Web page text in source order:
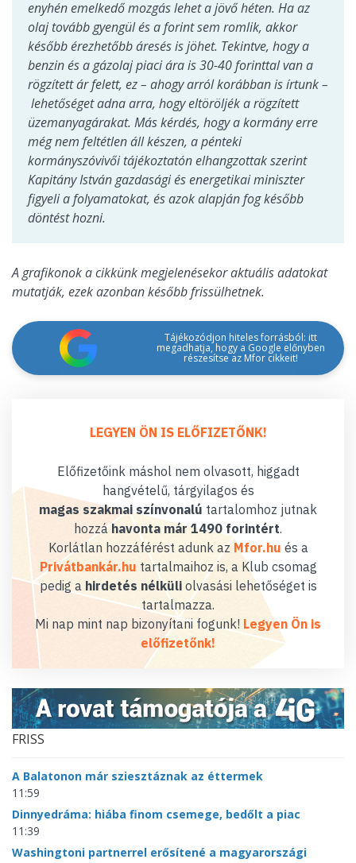
enyhén emelkedő mozgás lehet a jövő héten. Ha az
olaj tovább gyengül és a forint sem romlik, akkor
később érezhetőbb áresés is jöhet. Tekintve, hogy a
benzin és a gázolaj piaci ára is 30-40 forinttal van a
rögzített ár felett, ez – ahogy arról korábban is írtunk –
lehetőséget adna arra, hogy eltöröljék a rögzített
üzemanyagárakat. Más kérdés, hogy a kormány erre
még nem feltétlen áll készen, a pénteki
kormányszóvivői tájékoztatón elhangzottak szerint
Kapitány István gazdasági és energetikai miniszter
figyeli a folyamatokat, és azok alapján fog később
döntést hozni.
A grafikonok a cikkünk megjelenésekor aktuális adatokat
mutatják, ezek azonban később frissülhetnek.
Tájékozódjon hiteles forrásból: itt
megadhatja, hogy a Google előnyben
részesítse az Mfor cikkeit!
LEGYEN ÖN IS ELŐFIZETŐNK!
Előfizetőink máshol nem olvasott, higgadt
hangvételű, tárgyilagos és
magas szakmai színvonalú tartalomhoz jutnak
hozzáhavonta már 1490 forintért.
Korlátlan hozzáférést adunk az Mfor.hu és a
Privátbankár.hu tartalmaihoz is, a Klub csomag
pedig a hirdetés nélküliolvasási lehetőséget is
tartalmazza.
Mi nap mint nap bizonyítani fogunk! Legyen Ön is
előfizetőnk!
FRISS
A Balatonon már sziesztáznak az éttermek
11:59
Dinnyedráma: hiába finom csemege, bedőlt a piac
11:39
Washingtoni partnerrel erősítené a magyarországi